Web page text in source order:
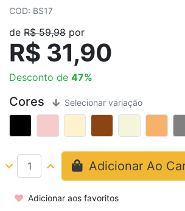
COD: BS17
de R$ 59,98 por
R$ 31,90
Desconto de 47%
Cores Selecionar variação
Adicionar Ao
Adicionar aos favoritos